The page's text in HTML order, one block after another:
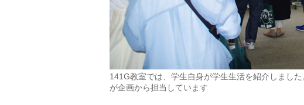
141G教室では、学生自身が学生生活を紹介しまし
が企画から担当しています